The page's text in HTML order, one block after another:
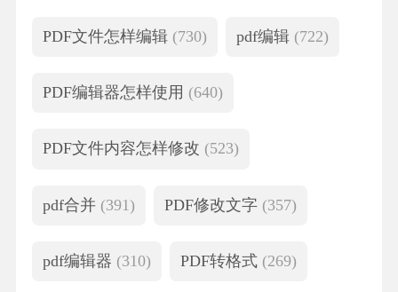
PDF文件怎样编辑 (730) pdf编辑 (722)
PDF编辑器怎样使用 (640)
PDF文件内容怎样修改 (523)
pdf合并 (391) PDF修改文字 (357)
pdf编辑器 (310) PDF转格式 (269)